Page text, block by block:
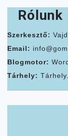
Rólunk
Szerkesztő:
Email:
Blogmotor:
Tárhely: